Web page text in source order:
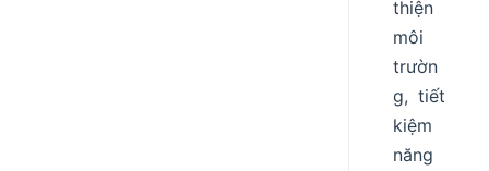
thiện
môi
trườn
g, tiết
kiệm
năng